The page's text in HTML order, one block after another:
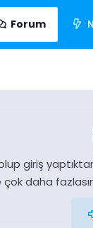
Forum
giriş
daha